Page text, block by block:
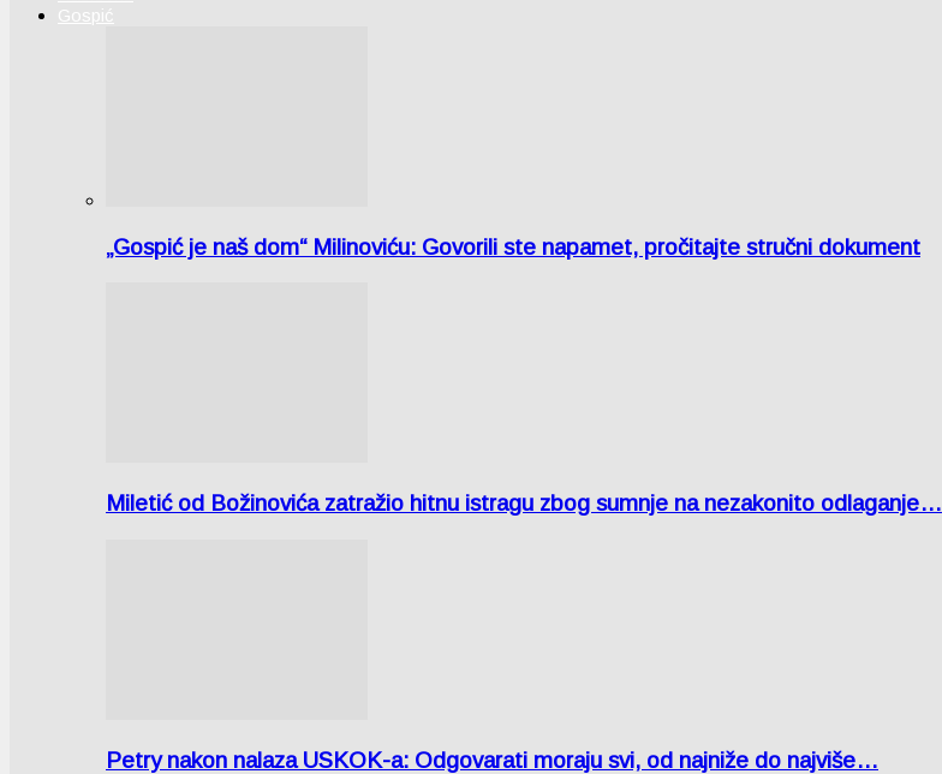
Gospić
„Gospić je naš dom“ Milinoviću: Govorili ste napamet, pročitajte stručni dokument
Miletić od Božinovića zatražio hitnu istragu zbog sumnje na nezakonito odlaganje…
Petry nakon nalaza USKOK-a: Odgovarati moraju svi, od najniže do najviše…